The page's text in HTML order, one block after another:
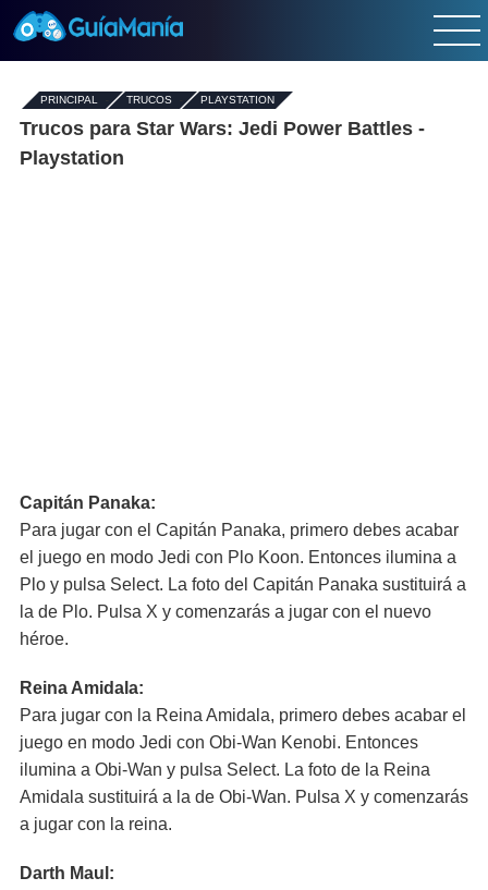
PRINCIPAL - TRUCOS- PLAYSTATION
Trucos para Star Wars: Jedi Power Battles -
Playstation
Capitán Panaka:
Para jugar con el Capitán Panaka, primero debes acabar
el juego en modo Jedi con Plo Koon. Entonces ilumina a
Plo y pulsa Select. La foto del Capitán Panaka sustituirá a
la de Plo. Pulsa X y comenzarás a jugar con el nuevo
héroe.
Reina Amidala:
Para jugar con la Reina Amidala, primero debes acabar el
juego en modo Jedi con Obi-Wan Kenobi. Entonces
ilumina a Obi-Wan y pulsa Select. La foto de la Reina
Amidala sustituirá a la de Obi-Wan. Pulsa X y comenzarás
a jugar con la reina.
Darth Maul: